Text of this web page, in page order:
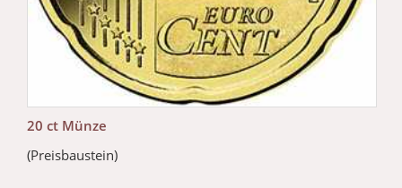
20 ct Münze
(Preisbaustein)